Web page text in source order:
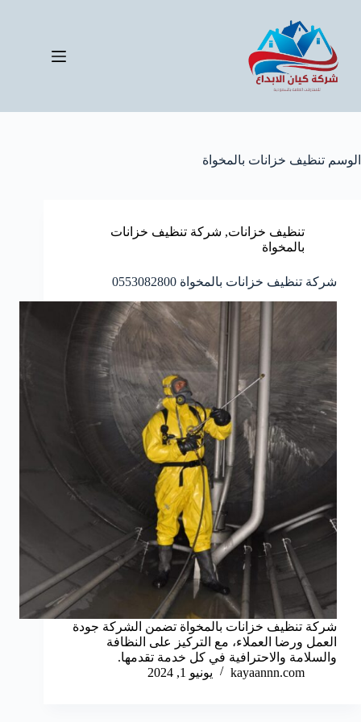
المحتوى
الوسم تنظيف خزانات بالمخواة
تنظيف خزانات, شركة تنظيف خزانات
بالمخواة
شركة تنظيف خزانات بالمخواة 0553082800
شركة تنظيف خزانات بالمخواة تضمن الشركة جودة
العمل ورضا العملاء، مع التركيز على النظافة
والسلامة والاحترافية في كل خدمة تقدمها.
kayaannn.com
يونيو 1, 2024